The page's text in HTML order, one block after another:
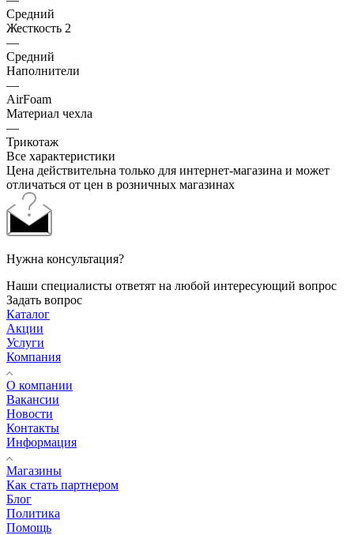
Средний
Жесткость 2
—
Средний
Наполнители
—
AirFoam
Материал чехла
—
Трикотаж
Все характеристики
Цена действительна только для интернет-магазина и может
отличаться от цен в розничных магазинах
Нужна консультация?
Наши специалисты ответят на любой интересующий вопрос
Задать вопрос
Каталог
Акции
Услуги
Компания
О компании
Вакансии
Новости
Контакты
Информация
Магазины
Как стать партнером
Блог
Политика
Помощь